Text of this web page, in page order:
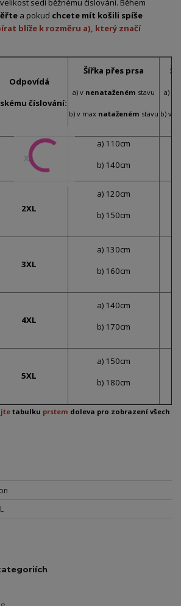
a pokud chcete mít košili spíše
blíže k rozměru a), který značí
Odpovídá
číslování:
Šířka přes prsa
a) v nenataženém stavu
b) v max nataženém stavu
a) v
b) v
XL
a) 110cm
b) 140cm
2XL
a) 120cm
b) 150cm
3XL
a) 130cm
b) 160cm
4XL
a) 140cm
b) 170cm
5XL
a) 150cm
b) 180cm
tabulku prstem doleva pro zobrazení všech